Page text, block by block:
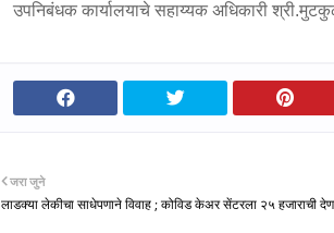
उपनिबंधक कार्यालयाचे सहाय्यक अधिकारी
जरा जुने
लाडक्या लेकीचा साधेपणाने विवाह ; कोविड केअर सेंटरला २५ हजाराची